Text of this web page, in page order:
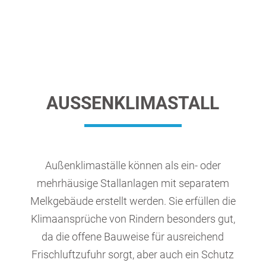
AUSSENKLIMASTALL
Außenklimaställe können als ein- oder
mehrhäusige Stallanlagen mit separatem
Melkgebäude erstellt werden. Sie erfüllen die
Klimaansprüche von Rindern besonders gut,
da die offene Bauweise für ausreichend
Frischluftzufuhr sorgt, aber auch ein Schutz